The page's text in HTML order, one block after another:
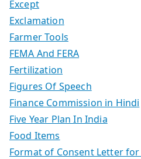
Except
Exclamation
Farmer Tools
FEMA And FERA
Fertilization
Figures Of Speech
Finance Commission in Hindi
Five Year Plan In India
Food Items
Format of Consent Letter